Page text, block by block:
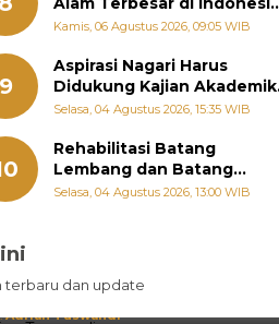
Groundbreaking September
Kamis, 06 Agustus 2026, 09:05 WIB
9
Aspirasi Nagari Harus
Didukung Kajian
Zigo Rolanda: Agar Mudah
Kementerian
Selasa, 04 Agustus 2026, 15:35 WIB
Rehabilitasi Batang
Lembang dan Batang
Gawan Segera Dimulai, Zigo
Selasa, 04 Agustus 2026, 13:00 WIB
terbaru dan update
Lebih Diunggulkan, tetapi
Selalu Punya Cara Membuat
Adrian Tuswandi